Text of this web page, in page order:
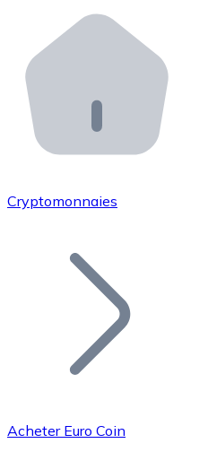
Distributeurs
Intégrez un ATM
API Bitnovo
Intégrez notre API dans
Rejoignez notre réseau
Ajoutez le token de
Cryptomonnaies
Acheter Euro Coin